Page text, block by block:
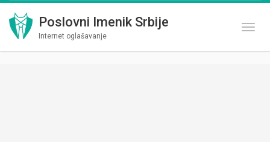
Poslovni Imenik Srbije
Internet oglašavanje